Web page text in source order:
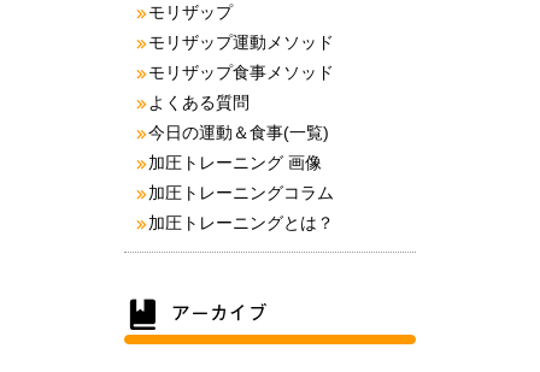
モリザップ
モリザップ運動メソッド
モリザップ食事メソッド
よくある質問
今日の運動＆食事(一覧)
加圧トレーニング 画像
加圧トレーニングコラム
加圧トレーニングとは？